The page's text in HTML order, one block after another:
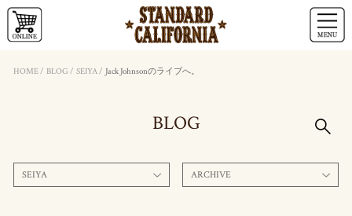
HOME/ BLOG / SEIYA/ Jack Johnsonのライブへ。
BLOG
SEIYA ARCHIVE